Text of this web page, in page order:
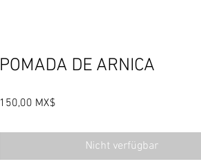
POMADA DE ARNICA
150,00 MX$
Nicht verfügbar